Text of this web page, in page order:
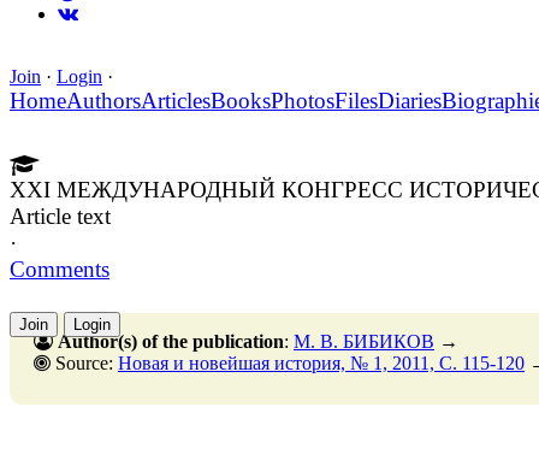
Join · Login ·
HomeAuthorsArticlesBooksPhotosFilesDiaries
XXI МЕЖДУНАРОДНЫЙ КОНГРЕСС
Article text
·
Comments
Join Login
Author(s) of the publication: М. В. БИБИКОВ →
Source: Новая и новейшая история, № 1, 2011, C. 115-120